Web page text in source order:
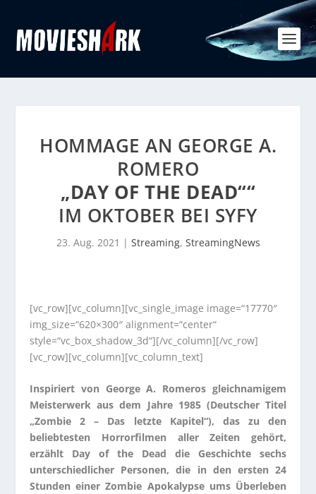
HOMMAGE AN GEORGE A.
ROMERO
„DAY OF THE DEAD““
IM OKTOBER BEI SYFY
23. Aug. 2021 | Streaming, StreamingNews
[vc_row][vc_column][vc_single_image image=“17770″
img_size=“620×300″ alignment=“center“
style=“vc_box_shadow_3d“][/vc_column][/vc_row]
[vc_row][vc_column][vc_column_text]
Inspiriert von George A. Romeros gleichnamigem
Meisterwerk aus dem Jahre 1985 (Deutscher Titel
„Zombie 2 – Das letzte Kapitel“), das zu den
beliebtesten Horrorfilmen aller Zeiten gehört,
erzählt Day of the Dead die Geschichte sechs
unterschiedlicher Personen, die in den ersten 24
Stunden einer Zombie Apokalypse ums Überleben